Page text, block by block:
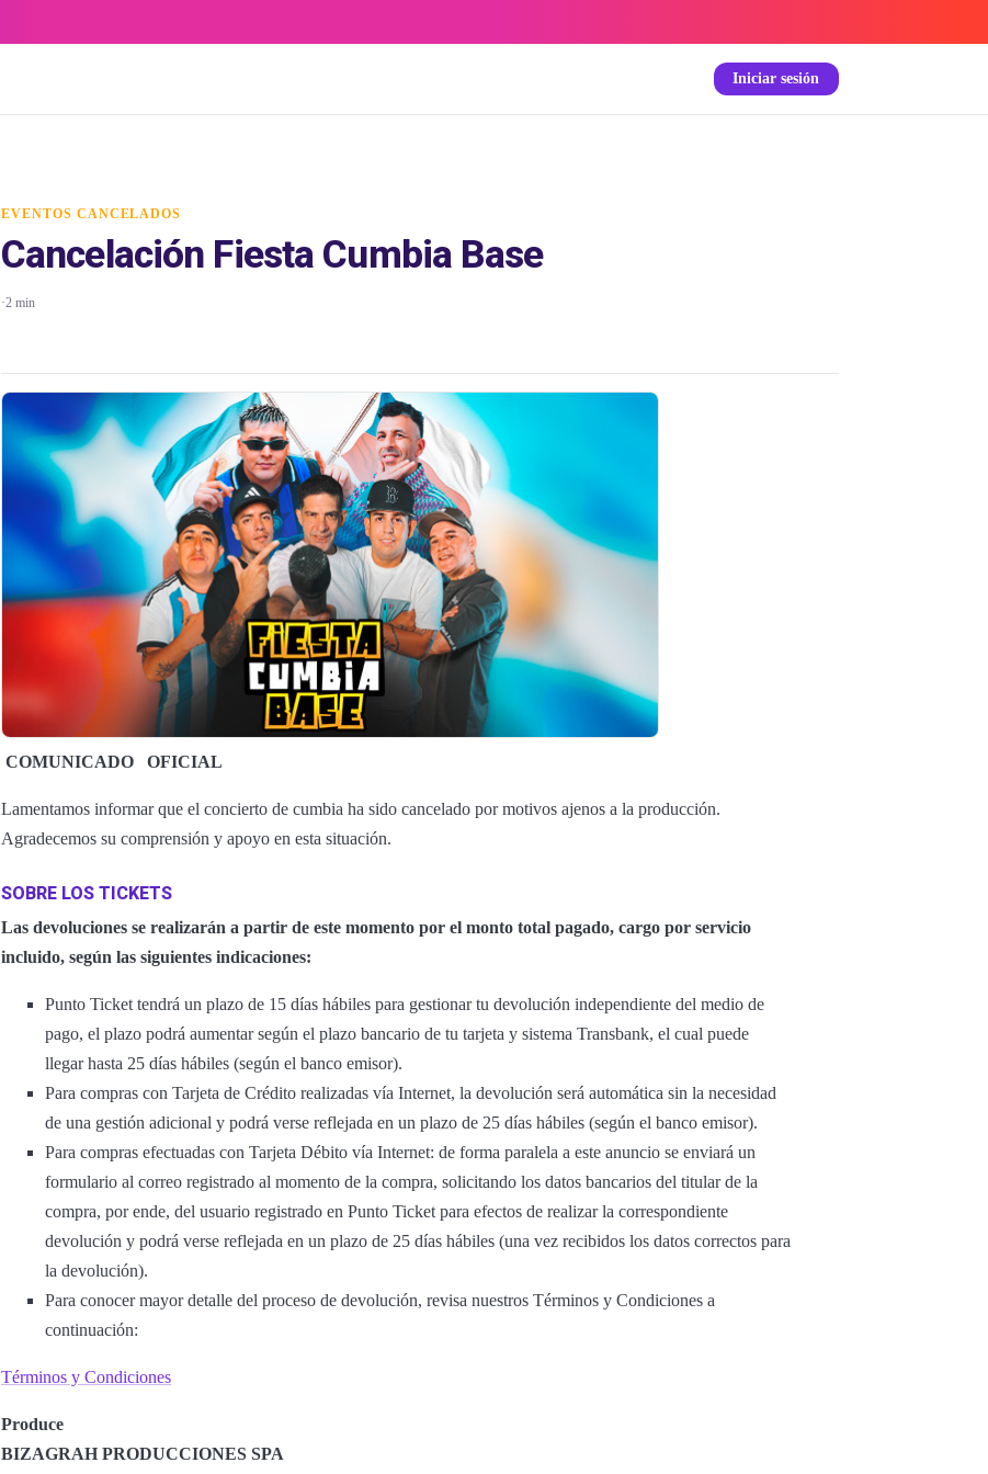
Iniciar sesión
EVENTOS CANCELADOS
Cancelación Fiesta Cumbia Base
·2 min
COMUNICADO OFICIAL
Lamentamos informar que el concierto de cumbia ha sido cancelado por motivos ajenos a la producción.
Agradecemos su comprensión y apoyo en esta situación.
SOBRE LOS TICKETS
Las devoluciones se realizarán a partir de este momento por el monto total pagado, cargo por servicio
incluido, según las siguientes indicaciones:
Punto Ticket tendrá un plazo de 15 días hábiles para gestionar tu devolución independiente del medio de
pago, el plazo podrá aumentar según el plazo bancario de tu tarjeta y sistema Transbank, el cual puede
llegar hasta 25 días hábiles (según el banco emisor).
Para compras con Tarjeta de Crédito realizadas vía Internet, la devolución será automática sin la necesidad
de una gestión adicional y podrá verse reflejada en un plazo de 25 días hábiles (según el banco emisor).
Para compras efectuadas con Tarjeta Débito vía Internet: de forma paralela a este anuncio se enviará un
formulario al correo registrado al momento de la compra, solicitando los datos bancarios del titular de la
compra, por ende, del usuario registrado en Punto Ticket para efectos de realizar la correspondiente
devolución y podrá verse reflejada en un plazo de 25 días hábiles (una vez recibidos los datos correctos para
la devolución).
Para conocer mayor detalle del proceso de devolución, revisa nuestros Términos y Condiciones a
continuación:
Términos y Condiciones
Produce
BIZAGRAH PRODUCCIONES SPA